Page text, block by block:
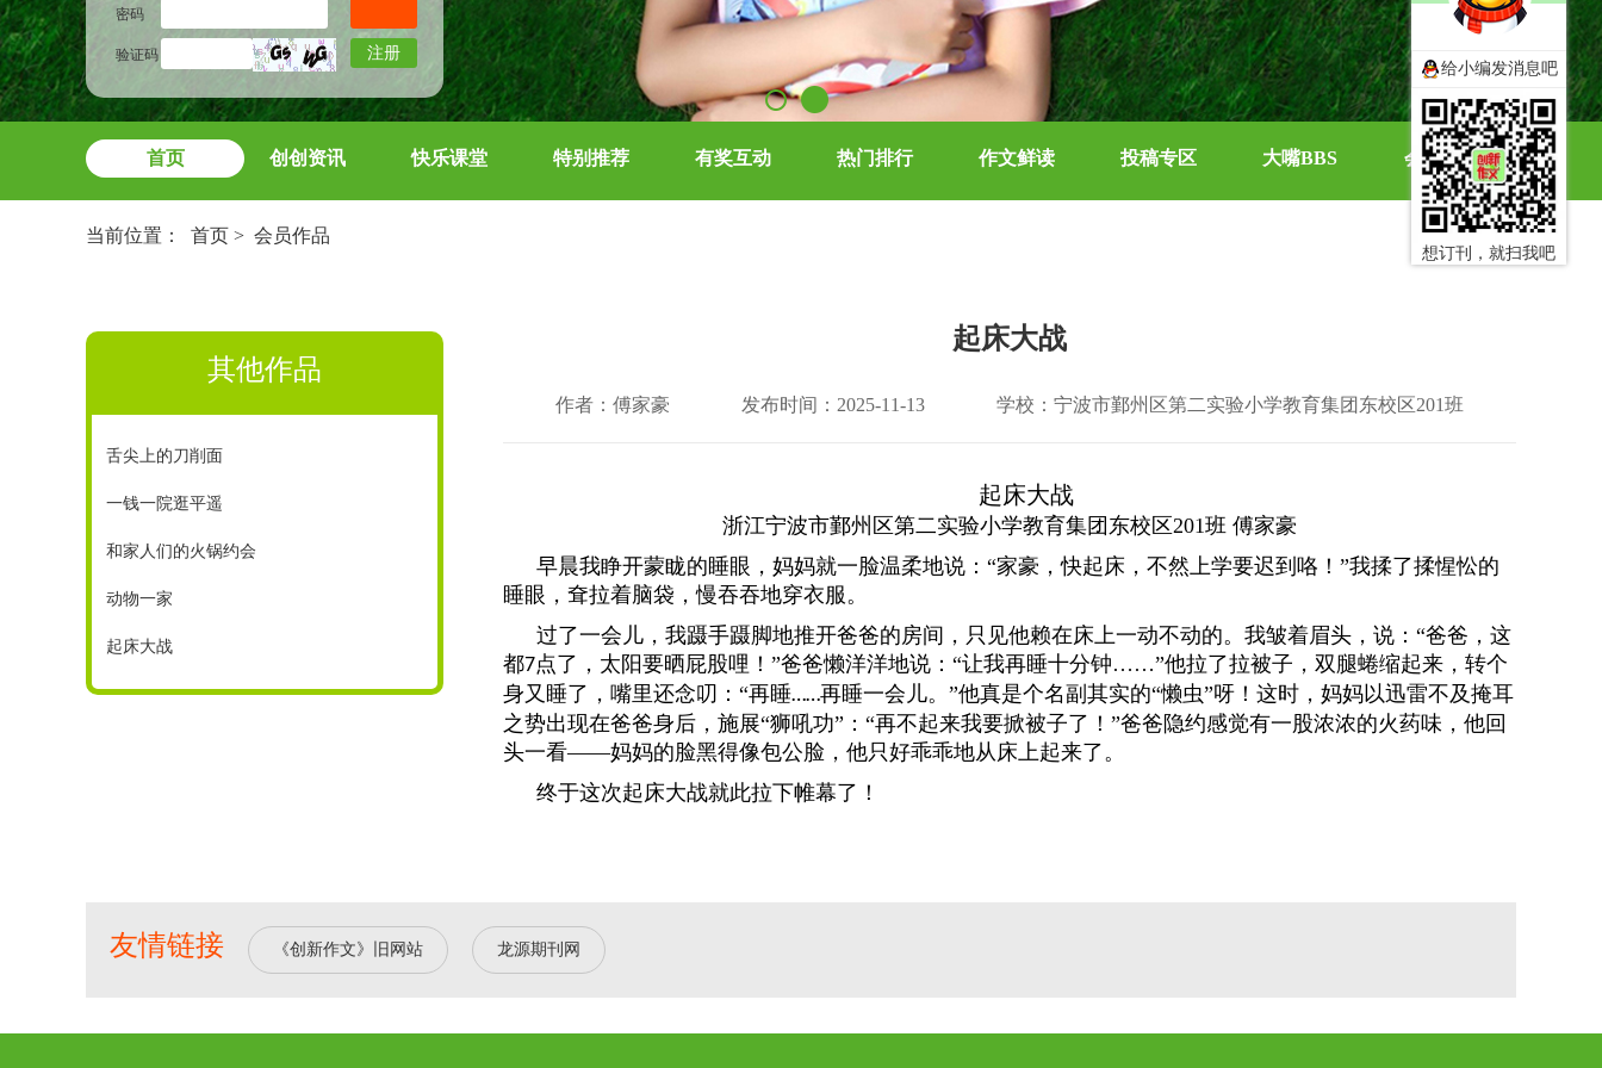
密码
验证码 注册
首页 创创资讯 快乐课堂 特别推荐 有奖互动 热门排行 作文鲜读 投稿专区 大嘴BBS 会员中心
当前位置： 首页 > 会员作品
其他作品
舌尖上的刀削面
一钱一院逛平遥
和家人们的火锅约会
动物一家
起床大战
起床大战
作者：傅家豪 发布时间：2025-11-13 学校：宁波市鄞州区第二实验小学教育集团东校区201班
起床大战
浙江宁波市鄞州区第二实验小学教育集团东校区201班 傅家豪
早晨我睁开蒙眬的睡眼，妈妈就一脸温柔地说：“家豪，快起床，不然上学要迟到咯！”我揉了揉惺忪的
睡眼，耷拉着脑袋，慢吞吞地穿衣服。
过了一会儿，我蹑手蹑脚地推开爸爸的房间，只见他赖在床上一动不动的。我皱着眉头， 说：“爸爸， 这
都7点了，太阳要晒屁股哩！”爸爸懒洋洋地说：“让我再睡十分钟……”他拉了拉被子，双腿蜷缩起来，转个
身又睡了，嘴里还念叨：“再睡……再睡一会儿。”他真是个名副其实的“懒虫”呀！这时，妈妈以迅雷不及掩耳
之势出现在爸爸身后 ，施展“狮吼功”：“再不起来我要掀被子了！”爸爸 隐约感觉有一股浓浓的火药味，他回
头一看——妈妈的脸黑得像包公脸，他只好乖乖地从床上起来了。
终于这次起床大战就此拉下帷幕了！
友情链接 《创新作文》旧网站 龙源期刊网
给小编发消息吧
想订刊，就扫我吧